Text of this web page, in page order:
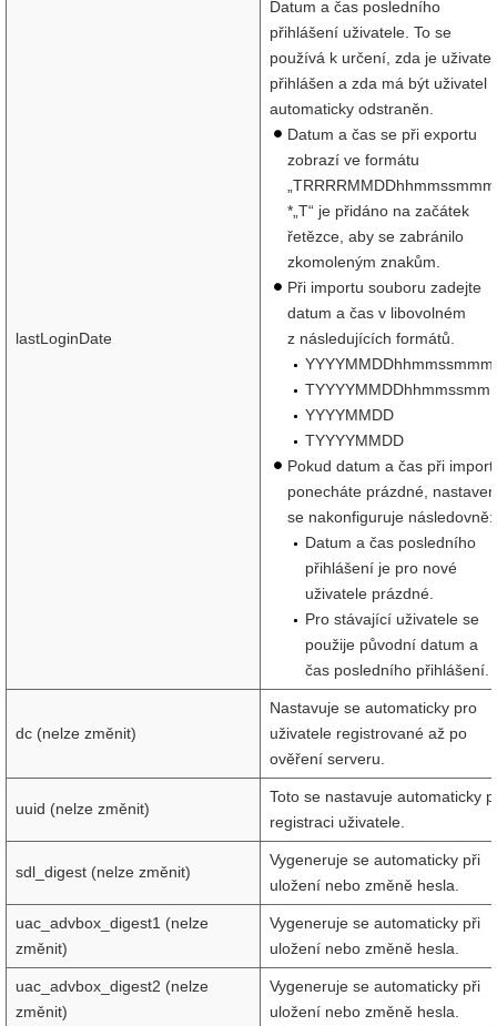
lastLoginDate
Datum a čas posledního
přihlášení uživatele. To se
používá k určení, zda je uživatel
přihlášen a zda má být uživatel
automaticky odstraněn.
Datum a čas se při exportu
zobrazí ve formátu
*„T“ je přidáno na začátek
řetězce, aby se zabránilo
zkomoleným znakům.
Při importu souboru zadejte
datum a čas v libovolném
z následujících formátů.
YYYYMMDDhhmmssmmm
YYYYMMDD
TYYYYMMDD
Pokud datum a čas při
ponecháte prázdné,
se nakonfiguruje následovně:
Datum a čas posledního
přihlášení je pro nové
uživatele prázdné.
Pro stávající uživatele se
použije původní datum a
čas posledního přihlášení.
dc (nelze změnit)
Nastavuje se automaticky pro
uživatele registrované až po
ověření serveru.
uuid (nelze změnit)
Toto se nastavuje automaticky
registraci uživatele.
sdl_digest (nelze změnit)
Vygeneruje se automaticky při
uložení nebo změně hesla.
uac_advbox_digest1 (nelze
změnit)
Vygeneruje se automaticky při
uložení nebo změně hesla.
uac_advbox_digest2 (nelze
změnit)
Vygeneruje se automaticky při
uložení nebo změně hesla.